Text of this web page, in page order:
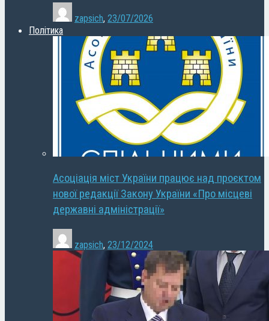
zapsich, 23/07/2026
Політика
Асоціація міст України працює над проєктом
нової редакції Закону України «Про місцеві
державні адміністрації»
zapsich, 23/12/2024